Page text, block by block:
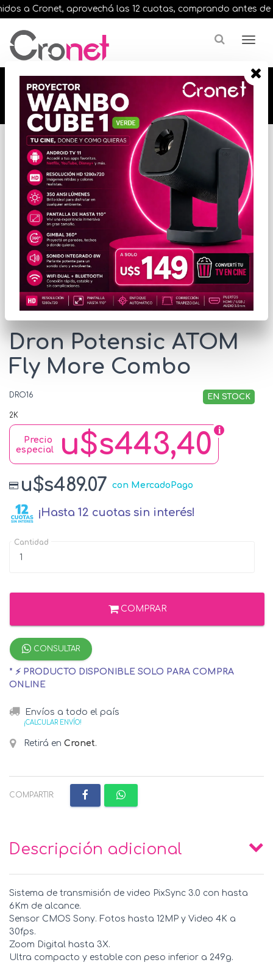
a Cronet, aprovechá las 12 cuotas, comprando antes de
🔥🔥🔥 12 cuotas, en todos nuestros artículos,
comprando antes de las 13 hrs. envíos en el
día 🔥🔥🔥
Inicio
VARIOS INFORMATICA
ACCESORIOS VARIOS
* Las imágenes se exhiben con fines ilustrativos.
Dron Potensic ATOM
Fly More Combo
DRO16 EN STOCK
2K
u$s443,40
Precio
especial
u$s489.07 con MercadoPago
¡Hasta 12 cuotas sin interés!
Cantidad
COMPRAR
CONSULTAR
* ⚡ PRODUCTO DISPONIBLE SOLO PARA COMPRA
ONLINE
Envíos a todo el país
¡CALCULAR ENVÍO!
Retirá en Cronet.
COMPARTIR:
Descripción adicional
Sistema de transmisión de video PixSync 3.0 con hasta
6Km de alcance.
Sensor CMOS Sony. Fotos hasta 12MP y Video 4K a
30fps.
Zoom Digital hasta 3X.
Ultra compacto y estable con peso inferior a 249g.